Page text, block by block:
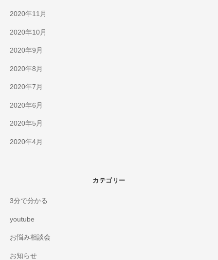
2020年11月
2020年10月
2020年9月
2020年8月
2020年7月
2020年6月
2020年5月
2020年4月
カテゴリー
3分で分かる
youtube
お悩み相談会
お知らせ